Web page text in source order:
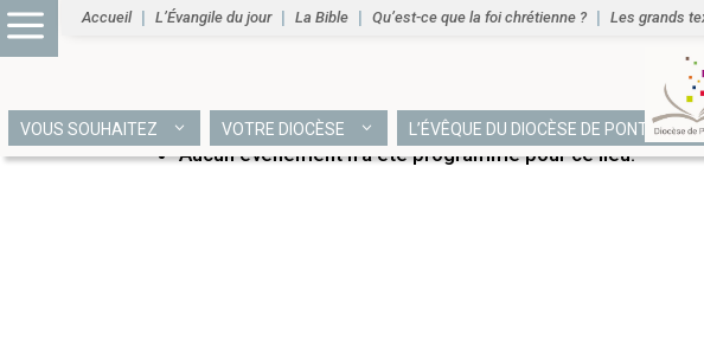
Accueil L’Évangile du jour La Bible Qu’est-ce que la foi chrétienne ? Les grands
VOUS SOUHAITEZ VOTRE DIOCÈSE L’ÉVÊQUE DU DIOCÈSE DE PONTOISE
PROCHAINS ÉVÉNEMENTS
Aucun événement n’a été programmé pour ce lieu.